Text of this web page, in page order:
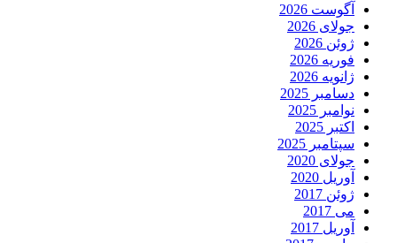
آگوست 2026
جولای 2026
ژوئن 2026
فوریه 2026
ژانویه 2026
دسامبر 2025
نوامبر 2025
اکتبر 2025
سپتامبر 2025
جولای 2020
آوریل 2020
ژوئن 2017
می 2017
آوریل 2017